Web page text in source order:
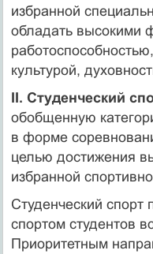
избранной
обладать высокими
культурой,
II. Студенческий
обобщенную
в форме
целью достижения
избранной
Студенческий спорт
спортом студентов
Приоритетным